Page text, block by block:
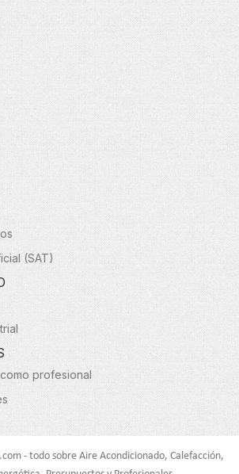
(SAT)
profesional
- todo sobre Aire Acondicionado, Calefacción,